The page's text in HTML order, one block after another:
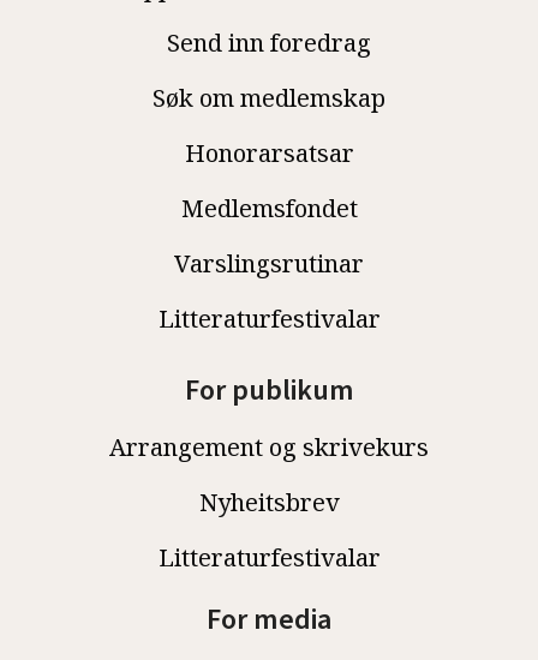
Send inn foredrag
Søk om medlemskap
Honorarsatsar
Medlemsfondet
Varslingsrutinar
Litteraturfestivalar
For publikum
Arrangement og skrivekurs
Nyheitsbrev
Litteraturfestivalar
For media